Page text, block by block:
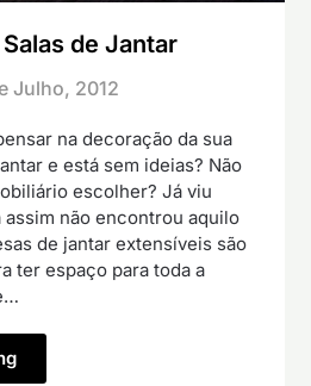
de Jantar
Julho, 2012
na decoração da sua
e está sem ideias? Não
escolher? Já viu
assim não encontrou aquilo
de jantar extensíveis são
ter espaço para toda a